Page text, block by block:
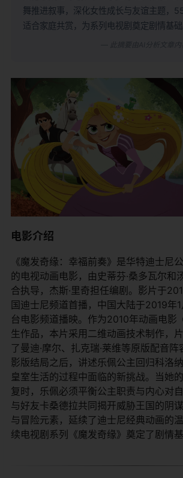
舞推进叙事，深化女性成长与友谊主题，
适合家庭共赏，为系列电视剧奠定剧情基础
电影介绍
《魔发奇缘：幸福前奏》是华特迪士尼
的电视动画电影，由史蒂芬·桑多瓦尔和
合执导，杰斯·里奇担任编剧。影片于
国迪士尼频道首播，中国大陆于2019年
台电影频道播映。作为2010年动画电影
生作品，本片采用二维动画技术制作，
了曼迪·摩尔、扎克瑞·莱维等原版配音
影版结局之后，讲述乐佩公主回归科洛
皇室生活的过程中面临的新挑战。当她
复时，乐佩必须平衡公主职责与内心对
与好友卡桑德拉共同揭开威胁王国的阴
与冒险元素，延续了迪士尼经典动画的
续电视剧系列《魔发奇缘》奠定了剧情基